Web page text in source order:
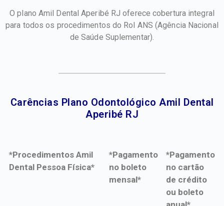
O plano Amil Dental Aperibé RJ oferece cobertura integral
para todos os procedimentos do Rol ANS(Agência Nacional
de Saúde Suplementar).
Carências Plano Odontológico Amil Dental
Aperibé RJ​
*Procedimentos Amil
Dental Pessoa Física*
*Pagamento
no boleto
mensal*
*Pagamento
no cartão
de crédito
ou boleto